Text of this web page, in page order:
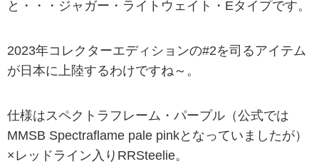
と・・・ジャガー・ライトウェイト・Eタイプです。
2023年コレクターエディションの#2を司るアイテム
が日本に上陸するわけですね～。
仕様はスペクトラフレーム・パープル（公式では
MMSB Spectraflame pale pinkとなっていましたが）
×レッドライン入りRRSteelie。